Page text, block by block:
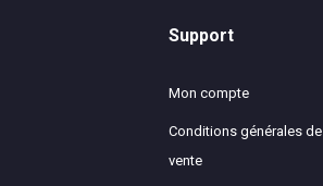
Support
Mon compte
Conditions générales de
vente